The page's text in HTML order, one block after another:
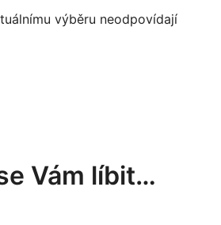
výběru neodpovídají
Vám líbit…